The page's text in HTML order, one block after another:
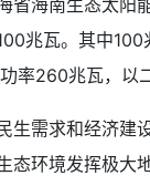
兆瓦。其中
率260兆瓦，以
生需求和经济建
态环境发挥极大